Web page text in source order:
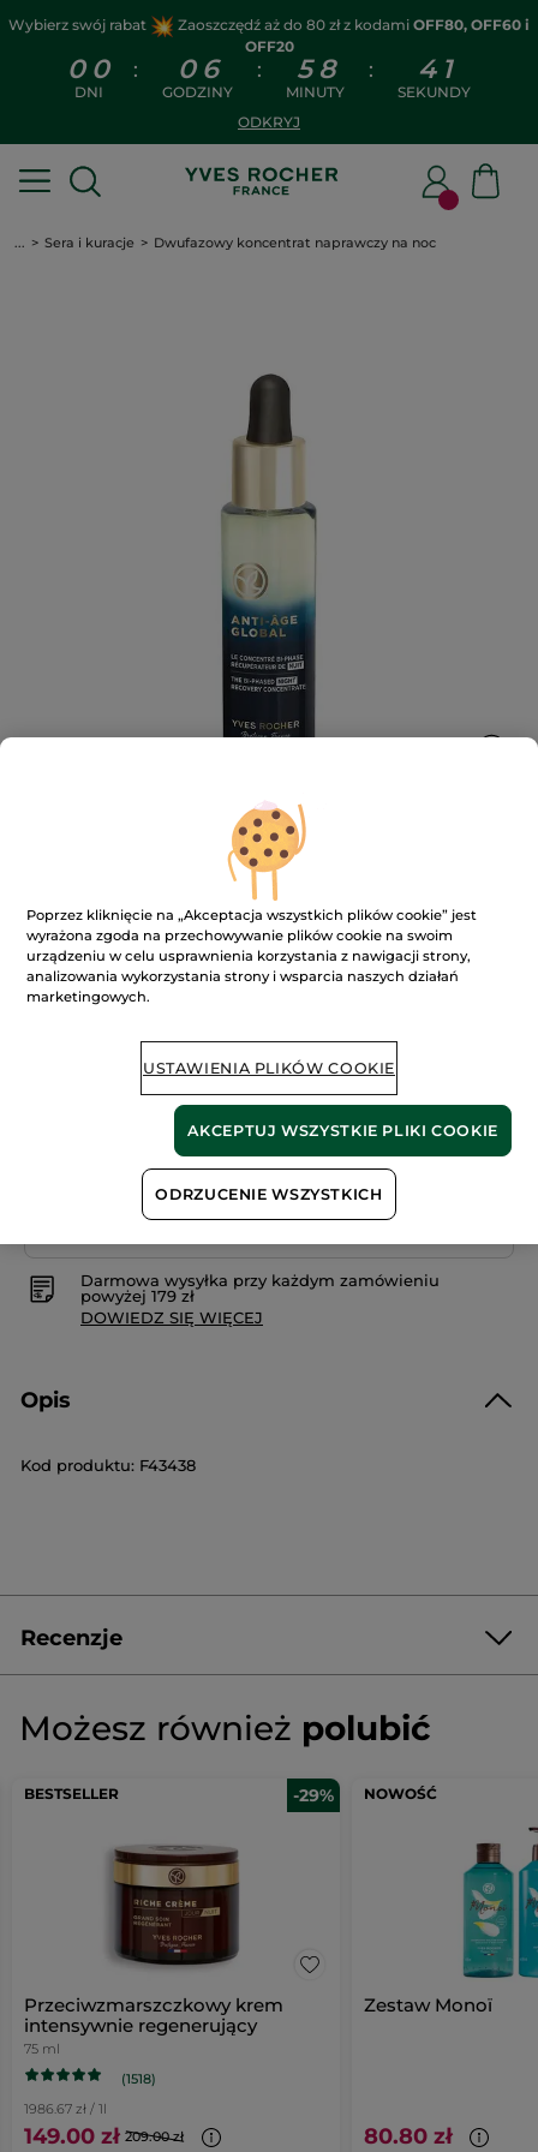
Wybierz swój rabat Zaoszczędź aż do 80 zł z kodami OFF80, OFF60 i
OFF20
0 0
DNI
: 0 6
GODZINY
: 5 8
MINUTY
: 4 1
SEKUNDY
ODKRYJ
... Sera i kuracje Dwufazowy koncentrat naprawczy na noc
Dwufazowy koncentrat naprawczy na
noc
★★★★★
★★★★★
Brak
ocen
DODAJ RECENZJĘ
BRAK W MAGAZYNIE
Bezpieczna płatność
Darmowa wysyłka przy każdym zamówieniu
powyżej 179 zł
DOWIEDZ SIĘ WIĘCEJ
Opis
Kod produktu: F43438
Recenzje
★★★★★
★★★★★
Brak
DODAJ RECENZJĘ
Możesz również polubić
BESTSELLER -29%
Przeciwzmarszczkowy krem
intensywnie regenerujący
75 ml
(1518)
1986.67 zł / 1l
149.00 zł 209.00 zł
NOWOŚĆ
Zestaw Monoï
80.80 zł
Poprzez kliknięcie na „Akceptacja wszystkich plików cookie” jest
wyrażona zgoda na przechowywanie plików cookie na swoim
urządzeniu w celu usprawnienia korzystania z nawigacji strony,
analizowania wykorzystania strony i wsparcia naszych działań
marketingowych.
USTAWIENIA PLIKÓW COOKIE
ODRZUCENIE WSZYSTKICH
AKCEPTUJ WSZYSTKIE PLIKI COOKIE